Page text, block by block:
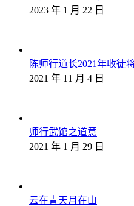
2023 年 1 月 22 日
陈师行道长2021年收徒
2021 年 11 月 4 日
师行武馆之道意
2021 年 1 月 29 日
云在青天月在山